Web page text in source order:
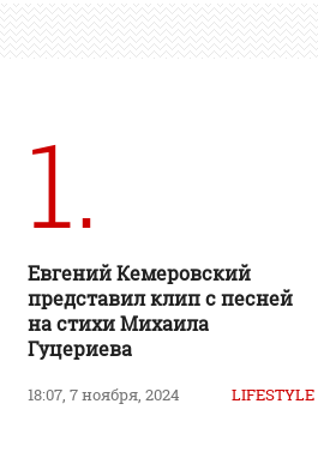
1.
Евгений Кемеровский
представил клип с песней
на стихи Михаила
Гуцериева
18:07, 7 ноября, 2024 LIFESTYLE